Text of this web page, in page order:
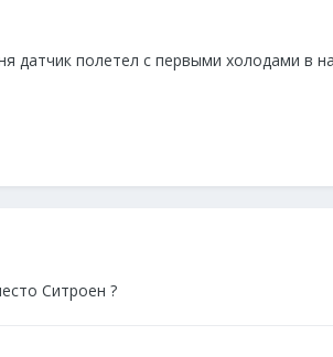
датчик полетел с первыми холодами в
Ситроен ?